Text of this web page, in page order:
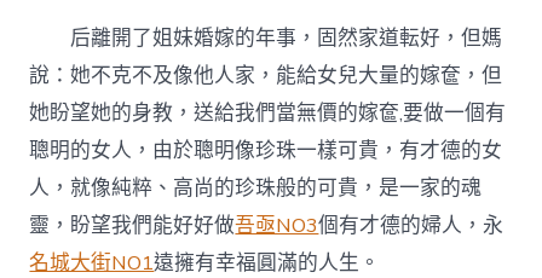
后離開了姐妹婚嫁的年事，固然家道転好，但媽
說：她不克不及像他人家，能給女兒大量的嫁奩，但
她盼望她的身教，送給我們當無價的嫁奩,要做一個有
聰明的女人，由於聰明像珍珠一樣可貴，有才德的女
人，就像純粹、高尚的珍珠般的可貴，是一家的魂
靈，盼望我們能好好做吾亟NO3個有才德的婦人，永
名城大街NO1遠擁有幸福圓滿的人生。